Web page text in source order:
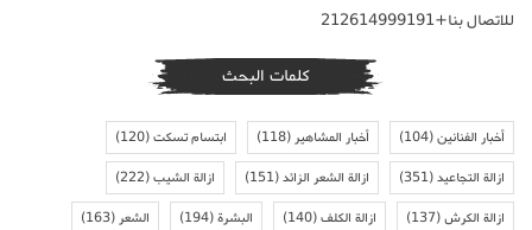
للاتصال بنا+212614999191
كلمات البحث
أخبار الفنانين(104) أخبار المشاهير(118) ابتسام تسكت(120)
ازالة التجاعيد(351) ازالة الشعر الزائد(151) ازالة الشيب(222)
ازالة الكرش(137) ازالة الكلف(140) البشرة(194) الشعر(163)